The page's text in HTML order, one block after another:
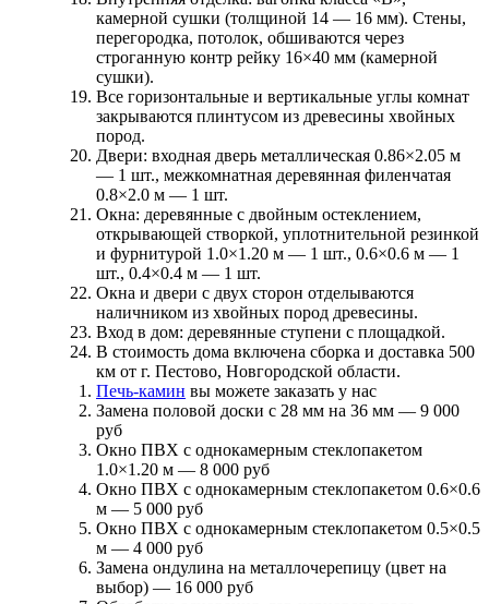
камерной сушки (толщиной 14 — 16 мм). Стены,
перегородка, потолок, обшиваются через
строганную контр рейку 16×40 мм (камерной
сушки).
Все горизонтальные и вертикальные углы комнат
закрываются плинтусом из древесины хвойных
пород.
Двери: входная дверь металлическая 0.86×2.05 м
— 1 шт., межкомнатная деревянная филенчатая
0.8×2.0 м — 1 шт.
Окна: деревянные с двойным остеклением,
открывающей створкой, уплотнительной резинкой
и фурнитурой 1.0×1.20 м — 1 шт., 0.6×0.6 м — 1
шт., 0.4×0.4 м — 1 шт.
Окна и двери с двух сторон отделываются
наличником из хвойных пород древесины.
Вход в дом: деревянные ступени с площадкой.
В стоимость дома включена сборка и доставка 500
км от г. Пестово, Новгородской области.
Печь-камин вы можете заказать у нас
Замена половой доски с 28 мм на 36 мм — 9 000
руб
Окно ПВХ с однокамерным стеклопакетом
1.0×1.20 м — 8 000 руб
Окно ПВХ с однокамерным стеклопакетом 0.6×0.6
м — 5 000 руб
Окно ПВХ с однокамерным стеклопакетом 0.5×0.5
м — 4 000 руб
Замена ондулина на металлочерепицу (цвет на
выбор) — 16 000 руб